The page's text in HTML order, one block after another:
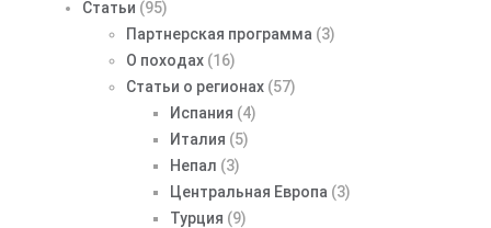
Статьи (95)
Партнерская программа (3)
О походах (16)
Статьи о регионах (57)
Испания (4)
Италия (5)
Непал (3)
Центральная Европа (3)
Турция (9)